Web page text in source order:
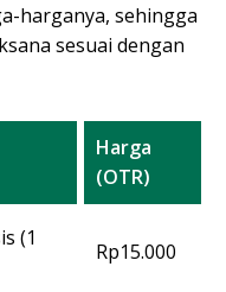
harganya, sehingga
sesuai dengan
Harga
(OTR)
(1
Rp15.000